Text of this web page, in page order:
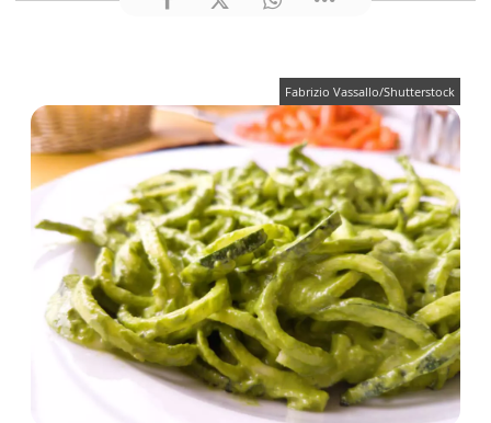
Fabrizio Vassallo/Shutterstock